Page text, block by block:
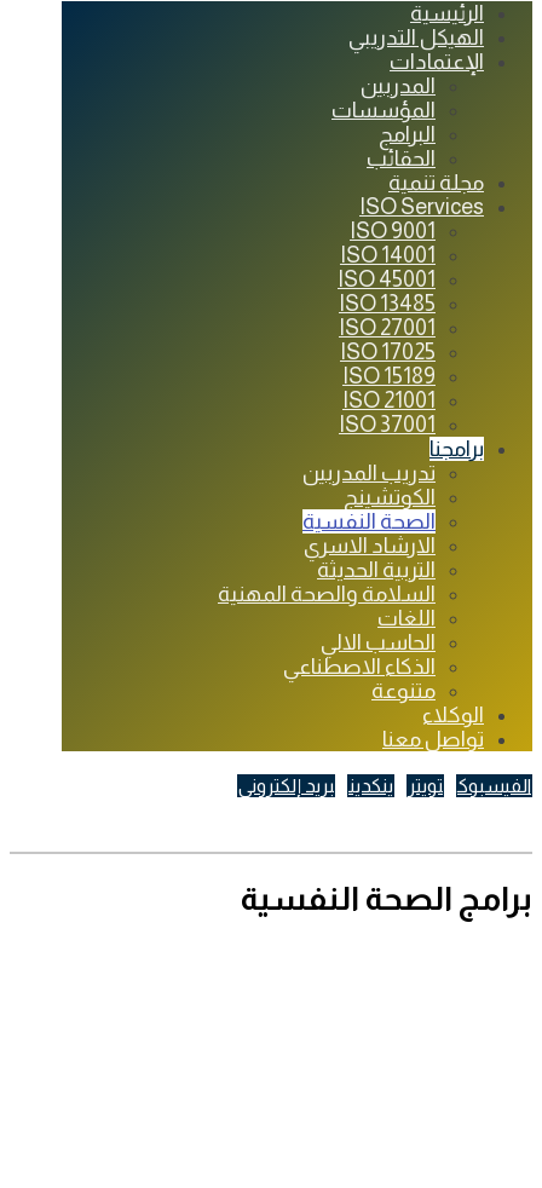
الرئيسية
الهيكل التدريبي
الإعتمادات
المدربين
المؤسسات
البرامج
الحقائب
مجلة تنمية
ISO Services
ISO 9001
ISO 14001
ISO 45001
ISO 13485
ISO 27001
ISO 17025
ISO 15189
ISO 21001
ISO 37001
برامجنا
تدريب المدربين
الكوتشينج
الصحة النفسية
الارشاد الاسري
التربية الحديثة
السلامة والصحة المهنية
اللغات
الحاسب الالي
الذكاء الاصطناعي
متنوعة
الوكلاء
تواصل معنا
الفيسبوك تويتر ينكدين بريد إلكتروني
برامج الصحة النفسية